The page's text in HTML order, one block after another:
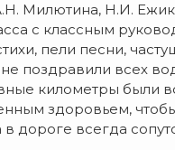
Милютина, Н.И.
с классным
пели песни,
поздравили всех
километры были
здоровьем,
дороге всегда